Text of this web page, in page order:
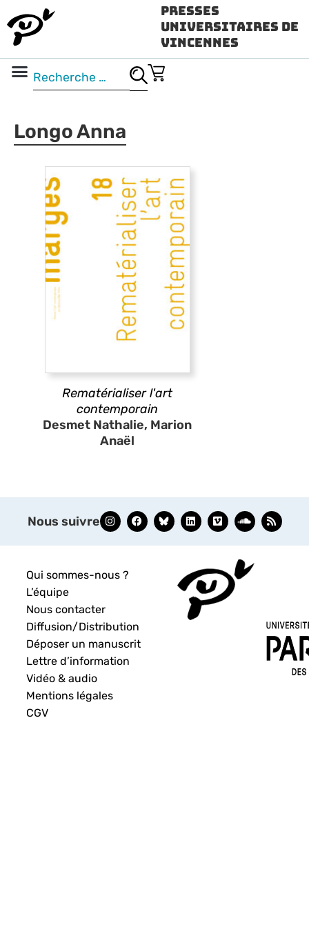
Presses
Universitaires de
Vincennes
Longo Anna
Rematérialiser l'art
contemporain
Desmet Nathalie, Marion
Anaël
Nous suivre
Qui sommes-nous ?
L’équipe
Nous contacter
Diffusion/Distribution
Déposer un manuscrit
Lettre d’information
Vidéo & audio
Mentions légales
CGV